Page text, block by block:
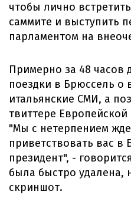
чтобы лично
саммите и выступить
парламентом на
Примерно за 48 часов
поездки в Брюссель о
итальянские СМИ, а
твиттере
"Мы с нетерпением
приветствовать вас в
президент", -
была быстро удалена,
скриншот.